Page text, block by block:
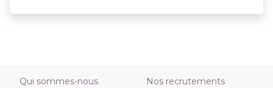
Qui sommes-nous
Nos recrutements